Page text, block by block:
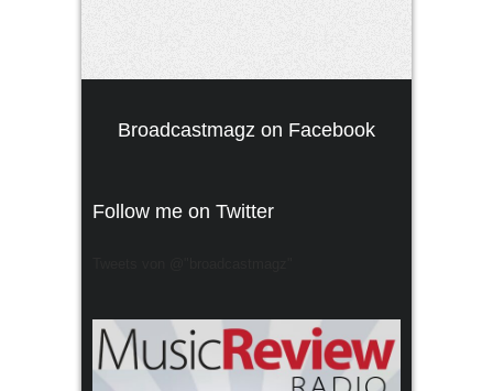
Broadcastmagz on Facebook
Follow me on Twitter